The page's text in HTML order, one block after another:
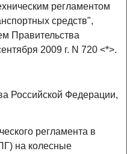
регламентом
средств",
Правительства
2009 г. N 720 <*>.
Российской Федерации,
регламента в
на колесные